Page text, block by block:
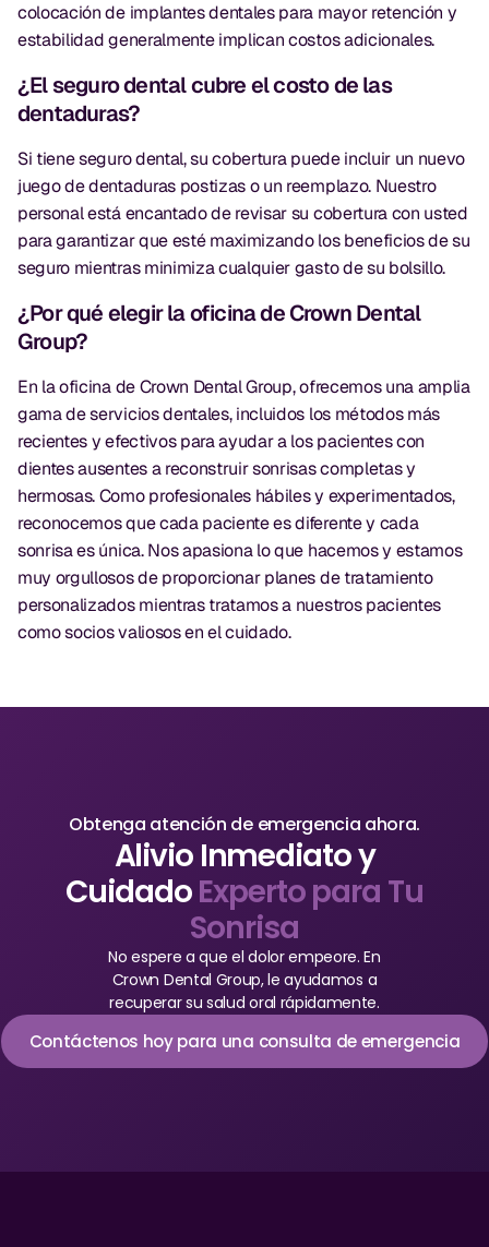
colocación de implantes dentales para mayor retención y
estabilidad generalmente implican costos adicionales.
¿El seguro dental cubre el costo de las
dentaduras?
Si tiene seguro dental, su cobertura puede incluir un nuevo
juego de dentaduras postizas o un reemplazo. Nuestro
personal está encantado de revisar su cobertura con usted
para garantizar que esté maximizando los beneficios de su
seguro mientras minimiza cualquier gasto de su bolsillo.
¿Por qué elegir la oficina de Crown Dental
Group?
En la oficina de Crown Dental Group, ofrecemos una amplia
gama de servicios dentales, incluidos los métodos más
recientes y efectivos para ayudar a los pacientes con
dientes ausentes a reconstruir sonrisas completas y
hermosas. Como profesionales hábiles y experimentados,
reconocemos que cada paciente es diferente y cada
sonrisa es única. Nos apasiona lo que hacemos y estamos
muy orgullosos de proporcionar planes de tratamiento
personalizados mientras tratamos a nuestros pacientes
como socios valiosos en el cuidado.
Obtenga atención de emergencia ahora.
Alivio Inmediato y
CuidadoExperto para Tu
Sonrisa
No espere a que el dolor empeore. En
Crown Dental Group, le ayudamos a
recuperar su salud oral rápidamente.
Contáctenos hoy para una consulta de emergencia